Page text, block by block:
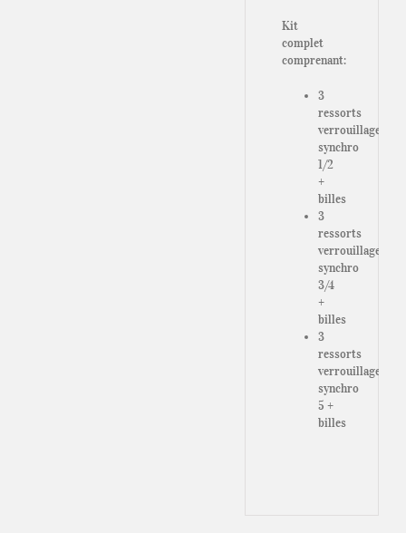
Kit
complet
comprenant:
3
ressorts
verrouillage
synchro
1/2
+
billes
3
ressorts
verrouillage
synchro
3/4
+
billes
3
ressorts
verrouillage
synchro
5 +
billes